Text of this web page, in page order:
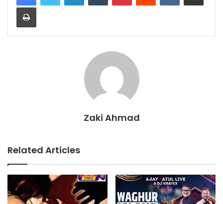
Print
Zaki Ahmad
Related Articles